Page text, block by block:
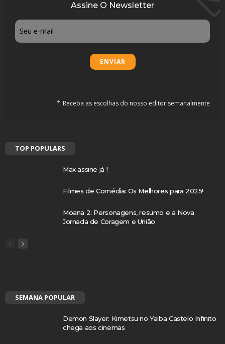
Assine O Newsletter
Email
Receba as escolhas do nosso editor semanalmente
TOP POPULARS
Max assine já !
Filmes de Comédia: Os Melhores para 2025!
Moana 2: Personagens, resumo e a Nova
Jornada de Coragem e União
SEMANA POPULAR
Demon Slayer: Kimetsu no Yaiba Castelo Infinito
chega aos cinemas